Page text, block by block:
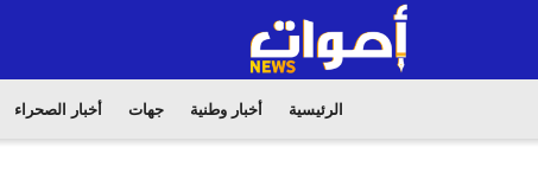
الرئيسية أخبار وطنية جهات أخبار الصحراء